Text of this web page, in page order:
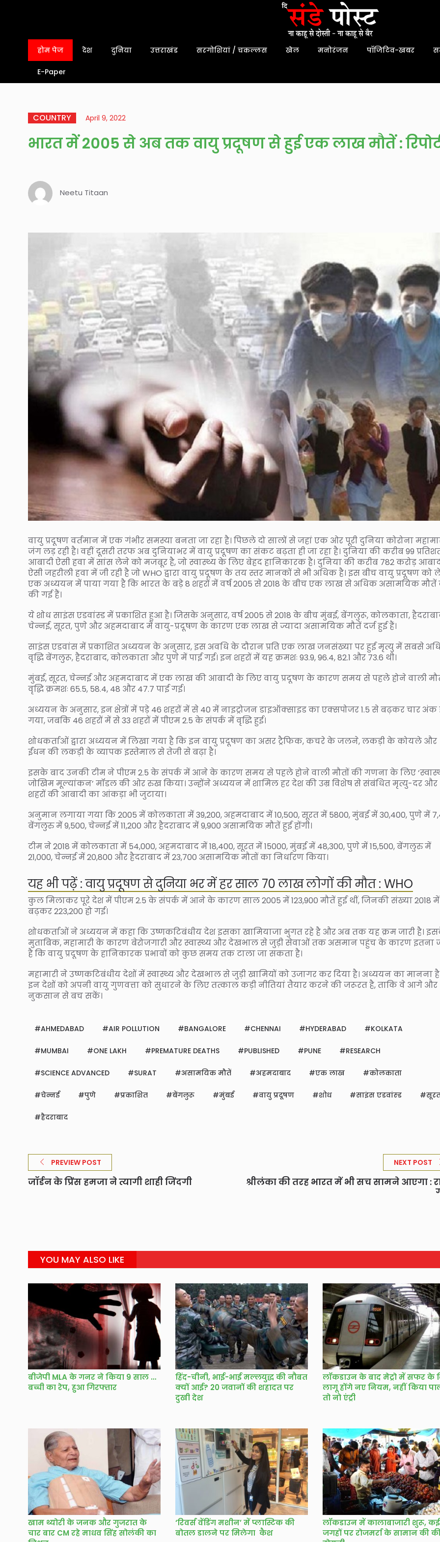
होम पेज देश दुनिया उत्तराखंड सरगोशियां / चकल्लस खेल मनोरंजन पॉजिटिव-खबर
E-Paper
COUNTRY April 9, 2022
भारत में 2005 से अब तक वायु प्रदूषण से हुई एक लाख मौतें :
Neetu Titaan
वायु प्रदूषण वर्तमान में एक गंभीर समस्या बनता जा रहा है। पिछले दो सालों से जहां एक ओर पूरी दुनिया कोरोना
जंग लड़ रही है। वहीं दूसरी तरफ अब दुनियाभर में वायु प्रदूषण का संकट बढ़ता ही जा रहा है। दुनिया की करीब 99
आबादी ऐसी हवा में सांस लेने को मजबूर है, जो स्वास्थ्य के लिए बेहद हानिकारक है। दुनिया की करीब 782 करोड़
ऐसी जहरीली हवा में जी रही है जो WHO द्वारा वायु प्रदूषण के तय स्तर मानकों से भी अधिक है। इस बीच वायु प्रदूषण को
एक अध्ययन में पाया गया है कि भारत के बड़े 8 शहरों में वर्ष 2005 से 2018 के बीच एक लाख से अधिक असामयिक मौतें
की गई हैं।
ये शोध साइंस एडवांस्ड में प्रकाशित हुआ है। जिसके अनुसार, वर्ष 2005 से 2018 के बीच मुंबई, बेंगलुरू, कोलकाता,
चेन्नई, सूरत, पुणे और अहमदाबाद में वायु-प्रदूषण के कारण एक लाख से ज्यादा असामयिक मौतें दर्ज हुई हैं।
साइंस एडवांस में प्रकाशित अध्ययन के अनुसार, इस अवधि के दौरान प्रति एक लाख जनसंख्या पर हुई मृत्यु में सबसे
वृद्धि बेंगलुरू, हैदराबाद, कोलकाता और पुणे में पाई गई। इन शहरों में यह क्रमशः 93.9, 96.4, 82.1 और 73.6 थी।
मुंबई, सूरत, चेन्नई और अहमदाबाद में एक लाख की आबादी के लिए वायु प्रदूषण के कारण समय से पहले होने वाली
वृद्धि क्रमशः 65.5, 58.4, 48 और 47.7 पाई गई।
अध्ययन के अनुसार, इन क्षेत्रों में पड़े 46 शहरों में से 40 में नाइट्रोजन डाइऑक्साइड का एक्सपोजर 1.5 से बढ़कर चार अंक
गया, जबकि 46 शहरों में से 33 शहरों में पीएम 2.5 के संपर्क में वृद्धि हुई।
शोधकर्ताओं द्वारा अध्ययन में लिखा गया है कि इन वायु प्रदूषण का असर ट्रैफिक, कचरे के जलने, लकड़ी के कोयले और
ईंधन की लकड़ी के व्यापक इस्तेमाल से तेजी से बढ़ा है।
इसके बाद उनकी टीम ने पीएम 2.5 के संपर्क में आने के कारण समय से पहले होने वाली मौतों की गणना के लिए
जोखिम मूल्यांकन’ मॉडल की ओर रुख किया। उन्होंने अध्ययन में शामिल हर देश की उम्र विशेष से संबंधित मृत्यु-दर और
शहरों की आबादी का आंकड़ा भी जुटाया।
अनुमान लगाया गया कि 2005 में कोलकाता में 39,200, अहमदाबाद में 10,500, सूरत में 5800, मुंबई में 30,400, पुणे में
बेंगलुरु में 9,500, चेन्नई में 11,200 और हैदराबाद में 9,900 असामयिक मौतें हुई होंगी।
टीम ने 2018 में कोलकाता में 54,000, अहमदाबाद में 18,400, सूरत में 15000, मुंबई में 48,300, पुणे में 15,500, बेंगलुरु में
21,000, चेन्नई में 20,800 और हैदराबाद में 23,700 असामयिक मौतों का निर्धारण किया।
यह भी पढ़ें : वायु प्रदूषण से दुनिया भर में हर साल 70 लाख लोगों की मौत : WHO
कुल मिलाकर पूरे देश में पीएम 2.5 के संपर्क में आने के कारण साल 2005 में 123,900 मौतें हुई थीं, जिनकी संख्या 2018 में
बढ़कर 223,200 हो गई।
शोधकर्ताओं ने अध्ययन में कहा कि उष्णकटिबंधीय देश इसका खामियाजा भुगत रहे है और अब तक यह क्रम जारी है।
मुताबिक, महामारी के कारण बेरोजगारी और स्वास्थ्य और देखभाल से जुड़ी सेवाओं तक असमान पहुंच के कारण इतना
है कि वायु प्रदूषण के हानिकारक प्रभावों को कुछ समय तक टाला जा सकता है।
महामारी ने उष्णकटिबंधीय देशों में स्वास्थ्य और देखभाल से जुड़ी खामियों को उजागर कर दिया है। अध्ययन का मानना
इन देशों को अपनी वायु गुणवत्ता को सुधारने के लिए तत्काल कड़ी नीतियां तैयार करने की जरूरत है, ताकि वे आगे और
नुकसान से बच सकें।
AHMEDABAD AIR POLLUTION BANGALORE CHENNAI HYDERABAD KOLKATA
MUMBAI ONE LAKH PREMATURE DEATHS PUBLISHED PUNE RESEARCH
SCIENCE ADVANCED SURAT असामयिक मौतें अहमदाबाद एक लाख कोलकाता
चेन्नई पुणे प्रकाशित बेंगलुरू मुंबई वायु प्रदूषण शोध साइंस एडवांस्ड
हैदराबाद
PREVIEW POST
जॉर्डन के प्रिंस हमजा ने त्यागी शाही जिंदगी
NEXT POST
श्रीलंका की तरह भारत में भी सच सामने आएगा :
YOU MAY ALSO LIKE
बीजेपी MLA के गनर ने किया 9 साल की
बच्ची का रेप, हुआ गिरफ्तार
हिंद-चीनी, भाई-भाई मल्लयुद्ध की नौबत
क्यों आई? 20 जवानों की शहादत पर
दुखी देश
लॉकडाउन के बाद मेट्रो में सफर के
लागू होंगे नए नियम, नहीं किया
तो नो एंट्री
खाम थ्योरी के जनक और गुजरात के
चार बार CM रहे माधव सिंह सोलंकी का
‘रिवर्स वेंडिंग मशीन’ में प्लास्टिक की
बोतल डालने पर मिलेगा कैश
लॉकडाउन में कालाबाजारी शुरू, कई
जगहों पर रोजमर्रा के सामान की